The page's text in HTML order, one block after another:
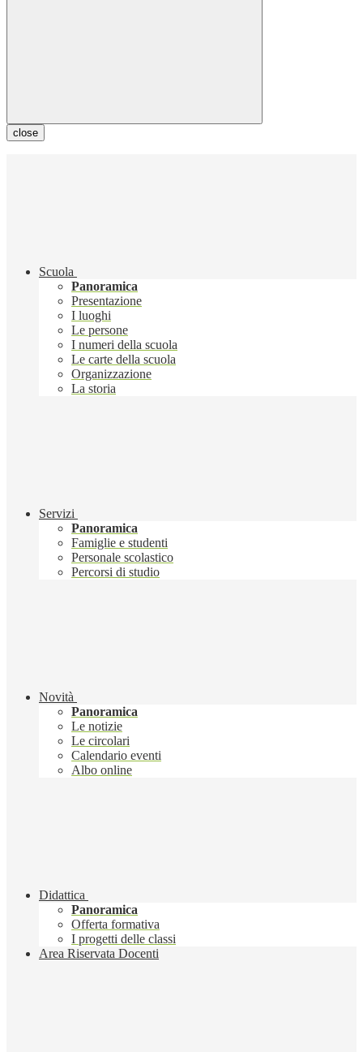
close
Scuola
Panoramica
Presentazione
I luoghi
Le persone
I numeri della scuola
Le carte della scuola
Organizzazione
La storia
Servizi
Panoramica
Famiglie e studenti
Personale scolastico
Percorsi di studio
Novità
Panoramica
Le notizie
Le circolari
Calendario eventi
Albo online
Didattica
Panoramica
Offerta formativa
I progetti delle classi
Area Riservata Docenti